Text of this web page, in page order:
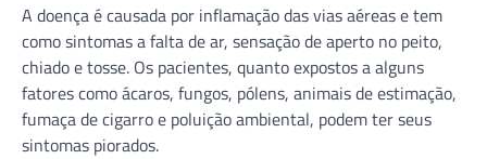
A doença é causada por inflamação das vias aéreas e tem
como sintomas a falta de ar, sensação de aperto no peito,
chiado e tosse. Os pacientes, quanto expostos a alguns
fatores como ácaros, fungos, pólens, animais de estimação,
fumaça de cigarro e poluição ambiental, podem ter seus
sintomas piorados.